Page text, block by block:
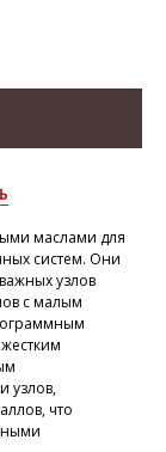
маслами для
систем. Они
узлов
с малым
узлов,
что